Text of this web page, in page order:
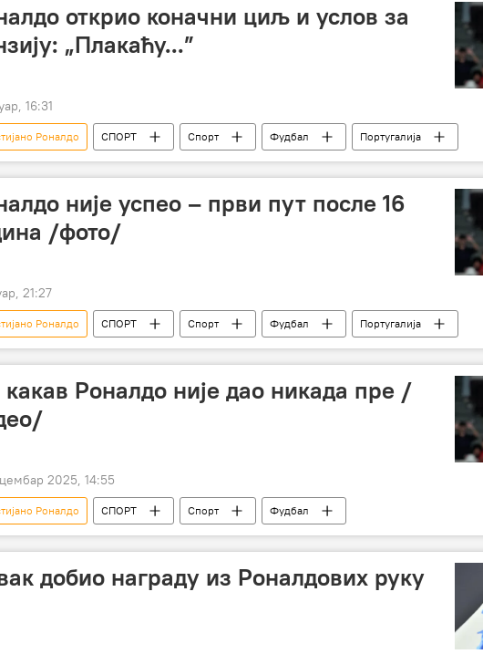
открио коначни циљ и услов за
„Плакаћу...”
16:31
Роналдо СПОРТ Спорт Фудбал Португалија
није успео – први пут после 16
/фото/
21:27
Роналдо СПОРТ Спорт Фудбал Португалија
какав Роналдо није дао никада пре /
2025, 14:55
Роналдо СПОРТ Спорт Фудбал
добио награду из Роналдових руку